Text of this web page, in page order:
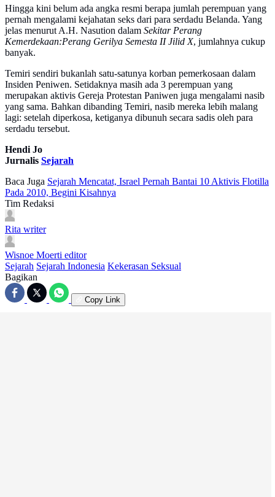
Hingga kini belum ada angka resmi berapa jumlah perempuan yang
pernah mengalami kejahatan seks dari para serdadu Belanda. Yang
jelas menurut A.H. Nasution dalam Sekitar Perang
Kemerdekaan:Perang Gerilya Semesta II Jilid X, jumlahnya cukup
banyak.
Temiri sendiri bukanlah satu-satunya korban pemerkosaan dalam
Insiden Peniwen. Setidaknya masih ada 3 perempuan yang
merupakan aktivis Gereja Protestan Paniwen juga mengalami nasib
yang sama. Bahkan dibanding Temiri, nasib mereka lebih malang
lagi: setelah diperkosa, ketiganya dibunuh secara sadis oleh para
serdadu tersebut.
Hendi Jo
Jurnalis Sejarah
Baca Juga Sejarah Mencatat, Israel Pernah Bantai 10 Aktivis Flotilla
Pada 2010, Begini Kisahnya
Tim Redaksi
Rita writer
Wisnoe Moerti editor
Sejarah Sejarah Indonesia Kekerasan Seksual
Bagikan
Copy Link